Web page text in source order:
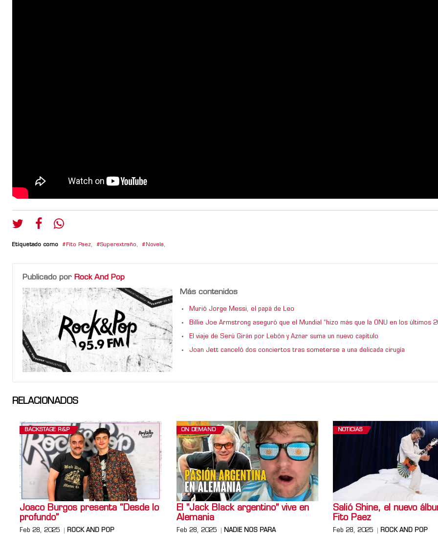
Etiquetado como Fito Paez, Superextraño, Novela,
Publicado por Rock And Pop
Más contenidos
Murió Jorge Messi, el papá de Leo
Billie Joe Armstrong aseguró que el Mundial “hizo más que la ONU en los últimos
El viaje de Serú Girán por Lebón y Aznar suma un nuevo capítulo
Joan Jett canceló dos conciertos tras someterse a una delicada cirugía
RELACIONADOS
BACKSTAGE R&P
Joaco Burgos presenta “Desde lo
profundo”
Feb 28, 2025 ROCK AND POP
ON DEMAND
El "Jack Black argentino" vive en
Alemania
Feb 28, 2025 NADIE NOS PARA
NOTICIAS
Salió Shine, el nuevo
Fito Paez
Feb 28, 2025 ROCK AND POP